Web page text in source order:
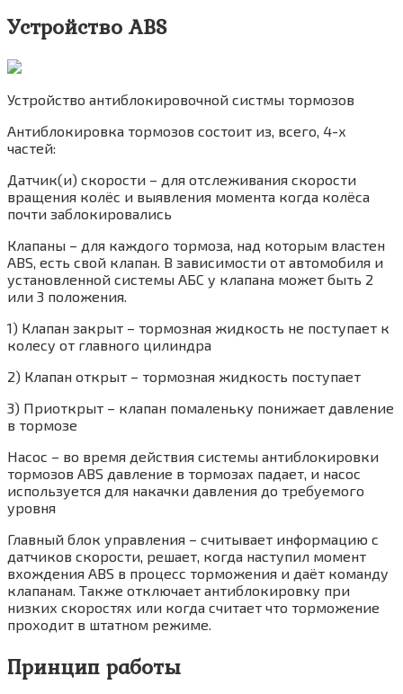
Устройство ABS
Устройство антиблокировочной систмы тормозов
Антиблокировка тормозов состоит из, всего, 4-х
частей:
Датчик(и) скорости – для отслеживания скорости
вращения колёс и выявления момента когда колёса
почти заблокировались
Клапаны – для каждого тормоза, над которым властен
ABS, есть свой клапан. В зависимости от автомобиля и
установленной системы АБС у клапана может быть 2
или 3 положения.
1) Клапан закрыт – тормозная жидкость не поступает к
колесу от главного цилиндра
2) Клапан открыт – тормозная жидкость поступает
3) Приоткрыт – клапан помаленьку понижает давление
в тормозе
Насос – во время действия системы антиблокировки
тормозов ABS давление в тормозах падает, и насос
используется для накачки давления до требуемого
уровня
Главный блок управления – считывает информацию с
датчиков скорости, решает, когда наступил момент
вхождения ABS в процесс торможения и даёт команду
клапанам. Также отключает антиблокировку при
низких скоростях или когда считает что торможение
проходит в штатном режиме.
Принцип работы